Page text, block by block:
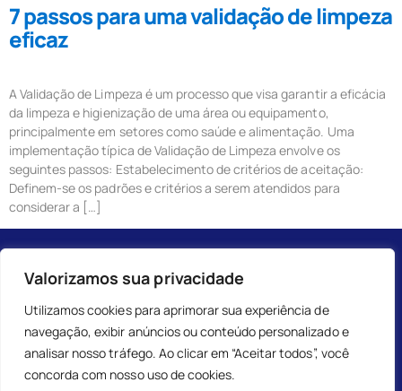
Valorizamos sua privacidade
Utilizamos cookies para aprimorar sua experiência de
navegação, exibir anúncios ou conteúdo personalizado e
analisar nosso tráfego. Ao clicar em “Aceitar todos”, você
concorda com nosso uso de cookies.
7 passos para uma validação de limpeza
eficaz
A Validação de Limpeza é um processo que visa garantir a eficácia
da limpeza e higienização de uma área ou equipamento,
principalmente em setores como saúde e alimentação. Uma
implementação típica de Validação de Limpeza envolve os
seguintes passos: Estabelecimento de critérios de aceitação:
Definem-se os padrões e critérios a serem atendidos para
considerar a […]